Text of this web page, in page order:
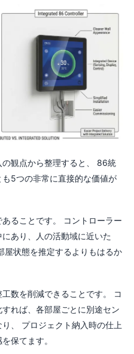
観点から整理すると、 86統
5つの非常に直接的な価値が
ることです。 コントローラー
あり、人の活動域に近いた
屋状態を推定するよりもはるか
数を削減できることです。 コ
れば、各部屋ごとに別途セン
、 プロジェクト納入時の仕上
保てます。